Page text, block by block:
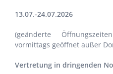
13.07.-24.07.2026
(geänderte
vormittags geöffnet außer
Vertretung in dringenden